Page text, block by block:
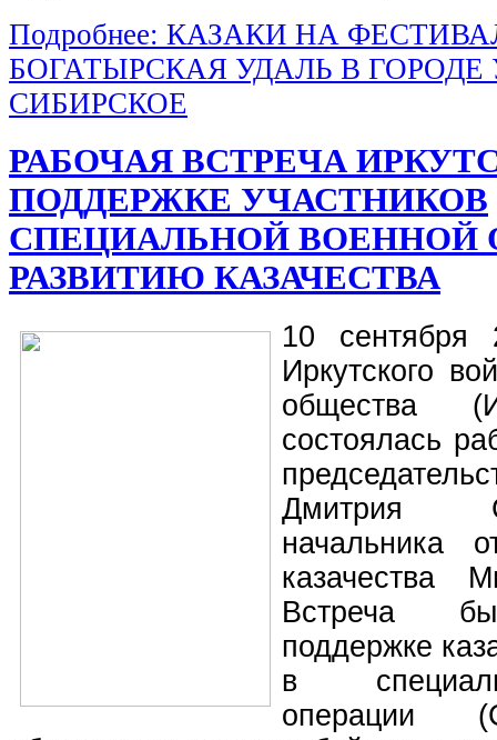
Подробнее: КАЗАКИ НА
БОГАТЫРСКАЯ УДАЛЬ В ГОРОДЕ
СИБИРСКОЕ
РАБОЧАЯ ВСТРЕЧА
ПОДДЕРЖКЕ УЧАСТНИКОВ
СПЕЦИАЛЬНОЙ ВОЕННОЙ
РАЗВИТИЮ КАЗАЧЕСТВА
10
Иркутского
общества
состоялась
Дмитрия
начальника
казачества
Встреча
поддержке
в
операции